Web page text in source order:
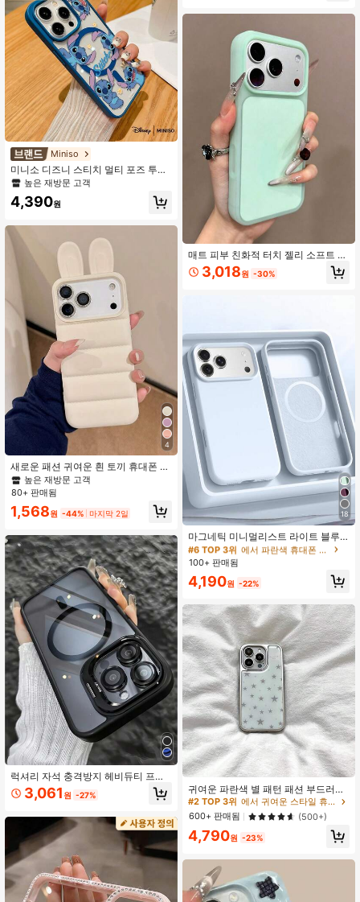
Miniso
미니소 디즈니 스티치 멀티 포즈 투명
마그네틱 폰 케이스, "스티치" 글자 귀
ax/17 Air/16/15/14/13/12/11/X 시리
17 Pro 케이스 아이폰 17 케이스 스타
킹 스터퍼 여자친구
높은 재방문 고객
4,390원
4
새로운 패션 귀여운 흰 토끼 휴대폰 케
이스, iPhone17promax/17pro/17/16p
romax/16/16pro/15/15promax/15pro
14promax/14pro/14promax와 호환
되는 부드러운 보호 커버, 인스타 스타
일 고급스러운 느낌, 바이럴 인기 여신
전용 여성 디자인, 정교한 3D 디자인
높은 재방문 고객
80+ 판매됨
1,568원 -44% 마지막 2일
럭셔리 자석 충격방지 헤비듀티 프리
미엄 케이스 킥스탠드 및 강화유리 렌
즈 보호기 방수 방진 스크래치 방지 아
Plus 호환 봄 생일 기념일 선물
3,061 원 -27%
케이스, 아이폰 17 Pro Max, 17 Pro, 1
14 Plus, 13 Pro, 17 Air와 호환, 세련
된 예술적인 체크 무선 충전 소프트 보
호 후면 커버 봄 생일 선물
매트 피부 친화적 터치 젤리 소프트 폰
케이스 17 Pro Max 17 Pro 17 16 15 1
4 13 호환 초슬림 액체 실리콘 충격 방
3,018원 -30%
18
마그네틱 미니멀리스트 라이트 블루
실리콘 충격 방지 무선 충전 폰 케이스
1개 17 에어 16 14 13 12 15 프로 맥스
플러스 벨벳 카메라 보호 생일 선물 사
무실 호환
#6 TOP 3위
에서 파란색 휴대폰 케이스
높은 재방문 고객
#6 TOP 3위
에서 파란색 휴대폰 케이스
높은 재방문 고객
#6 TOP 3위
에서 파란색 휴대폰 케이스
높은 재방문 고객
#6 TOP 3위
높은 재방문 고객
100+ 판매됨
4,190원 -22%
귀여운 파란색 별 패턴 패션 부드러운
광택 휴대폰 케이스 우아한 파란색 &
회색 별 패턴 휴대폰 케이스 부드러운
광택 귀여운 휴대폰 커버 아이폰 17 Pr
oMax 16 ProMax 15 14 13 호환 여성
생일 선물 봄 엄마 파티 축하에 적합
#2 TOP 3위
에서 귀여운 스타일 휴대폰 케이스
600+ 판매됨
(500+)
4,790원 -23%